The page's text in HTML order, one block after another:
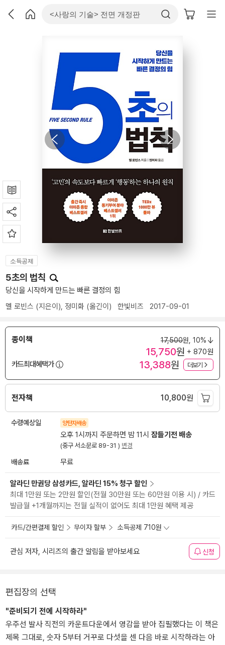
소득공제
5초의 법칙
당신을 시작하게 만드는 빠른 결정의 힘
멜 로빈스 (지은이), 정미화 (옮긴이) 한빛비즈 2017-09-01
종이책 17,500원, 10%
15,750원 + 870원
카드최대혜택가
13,388원 더보기
전자책 10,800원
수령예상일 양탄자배송
오후 1시까지 주문하면 밤 11시 잠들기전 배송
(중구 서소문로 89-31 ) 변경
배송료 무료
알라딘 만권당 삼성카드, 알라딘 15% 청구 할인
최대 1만원 또는 2만원 할인(전월 30만원 또는 60만원 이용 시) / 카드
발급월 +1개월까지는 전월 실적이 없어도 최대 1만원 혜택 제공
카드/간편결제 할인 무이자 할부 소득공제 710원
관심 저자, 시리즈의 출간 알림을 받아보세요 신청
편집장의 선택
"준비되기 전에 시작하라"
우주선 발사 직전의 카운트다운에서 영감을 받아 집필했다는 이 책은
제목 그대로, 숫자 5부터 거꾸로 다섯을 센 다음 바로 시작하라는 아